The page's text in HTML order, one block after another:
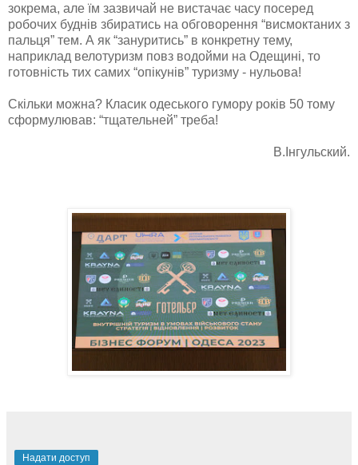
зокрема, але їм зазвичай не вистачає часу посеред
робочих буднів збиратись на обговорення “висмоктаних з
пальця” тем. А як “зануритись” в конкретну тему,
наприклад велотуризм повз водойми на Одещині, то
готовність тих самих “опікунів” туризму - нульова!
Скільки можна? Класик одеського гумору років 50 тому
сформулював: “тщательней” треба!
В.Інгульский.
Надати доступ